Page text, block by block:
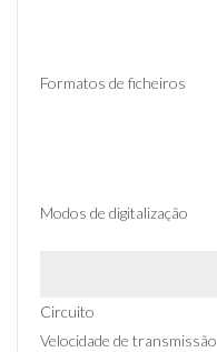
Formatos de ficheiros
Modos de digitalização
Circuito
Velocidade de transmissão